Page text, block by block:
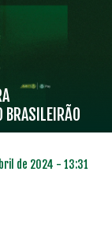
BRASILEIRÃO
de 2024 - 13:31